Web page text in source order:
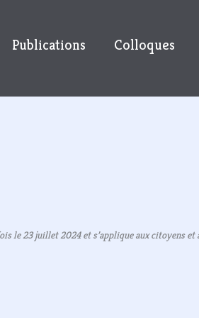
Publications Colloques
le 23 juillet 2024 et s’applique aux citoyens et